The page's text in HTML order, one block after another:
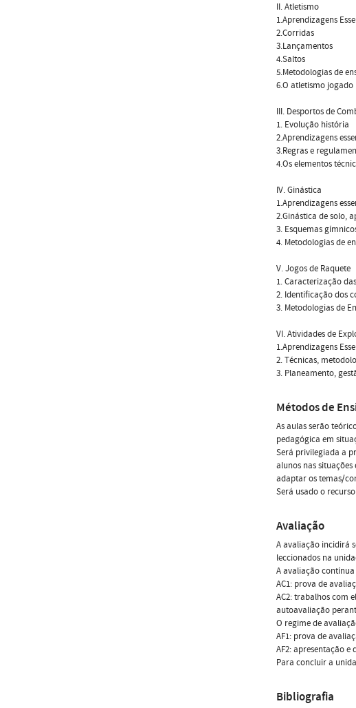
II. Atletismo
1.Aprendizagens
2.Corridas
3.Lançamentos
4.Saltos
5.Metodologias de
6.O atletismo jogado
III. Desportos de
1. Evolução história
2.Aprendizagens
3.Regras e
4.Os elementos
IV. Ginástica
1.Aprendizagens
2.Ginástica de solo,
3. Esquemas
4. Metodologias de
V. Jogos de Raquete
1. Caracterização
2. Identificação dos
3. Metodologias de
VI. Atividades de
1.Aprendizagens
2. Técnicas,
3. Planeamento,
Métodos de
As aulas serão
pedagógica em
Será privilegiada a
alunos nas
adaptar os temas/
Será usado o
Avaliação
A avaliação incidirá
leccionados na
A avaliação
AC1: prova de
AC2: trabalhos com
autoavaliação
O regime de
AF1: prova de
AF2: apresentação
Para concluir a
Bibliografia